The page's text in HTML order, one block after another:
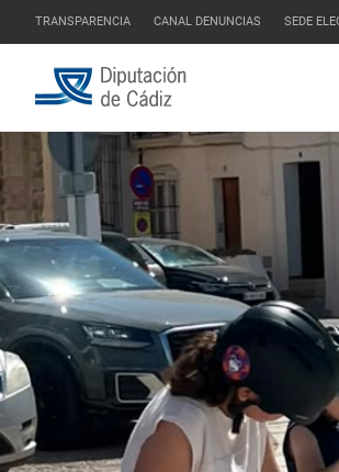
TRANSPARENCIA CANAL DENUNCIAS SEDE